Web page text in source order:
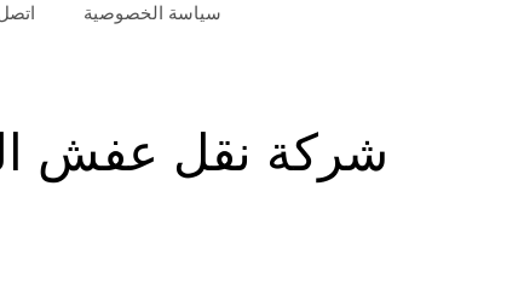
سياسة الخصوصية
شركة نقل عفش